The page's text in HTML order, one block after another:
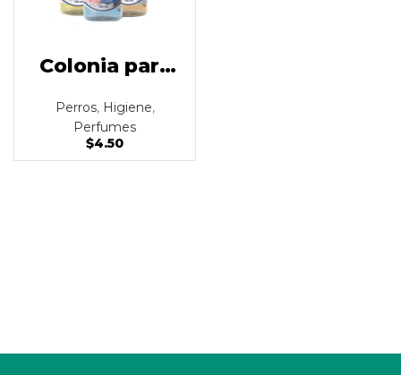
Colonia para
Sparryn
Perros, Higiene,
Perfumes
$4.50